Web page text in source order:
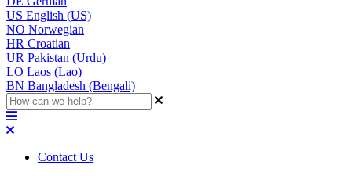
US English (US)
NO Norwegian
HR Croatian
UR Pakistan (Urdu)
LO Laos (Lao)
BN Bangladesh (Bengali)
Contact Us